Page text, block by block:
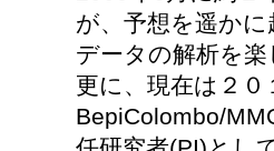
が、予想を遥か
データの解析を楽
更に、現在は２
BepiColombo/